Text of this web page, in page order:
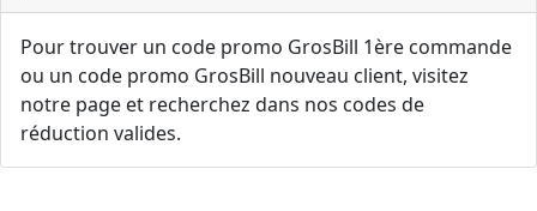
Pour trouver un code promo GrosBill 1ère commande
ou un code promo GrosBill nouveau client, visitez
notre page et recherchez dans nos codes de
réduction valides.